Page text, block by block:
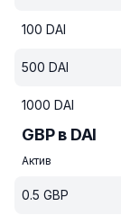
100 DAI
500 DAI
1000 DAI
GBP в DAI
Актив
0.5 GBP